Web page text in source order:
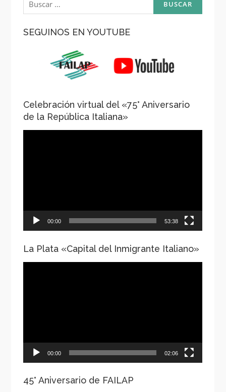
SEGUINOS EN YOUTUBE
Celebración virtual del «75° Aniversario
de la República Italiana»
00:00 53:38
La Plata «Capital del Inmigrante Italiano»
00:00 02:06
45° Aniversario de FAILAP